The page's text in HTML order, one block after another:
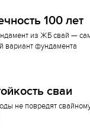
100 лет
из ЖБ свай —
вариант фундамента
сваи
не повредят